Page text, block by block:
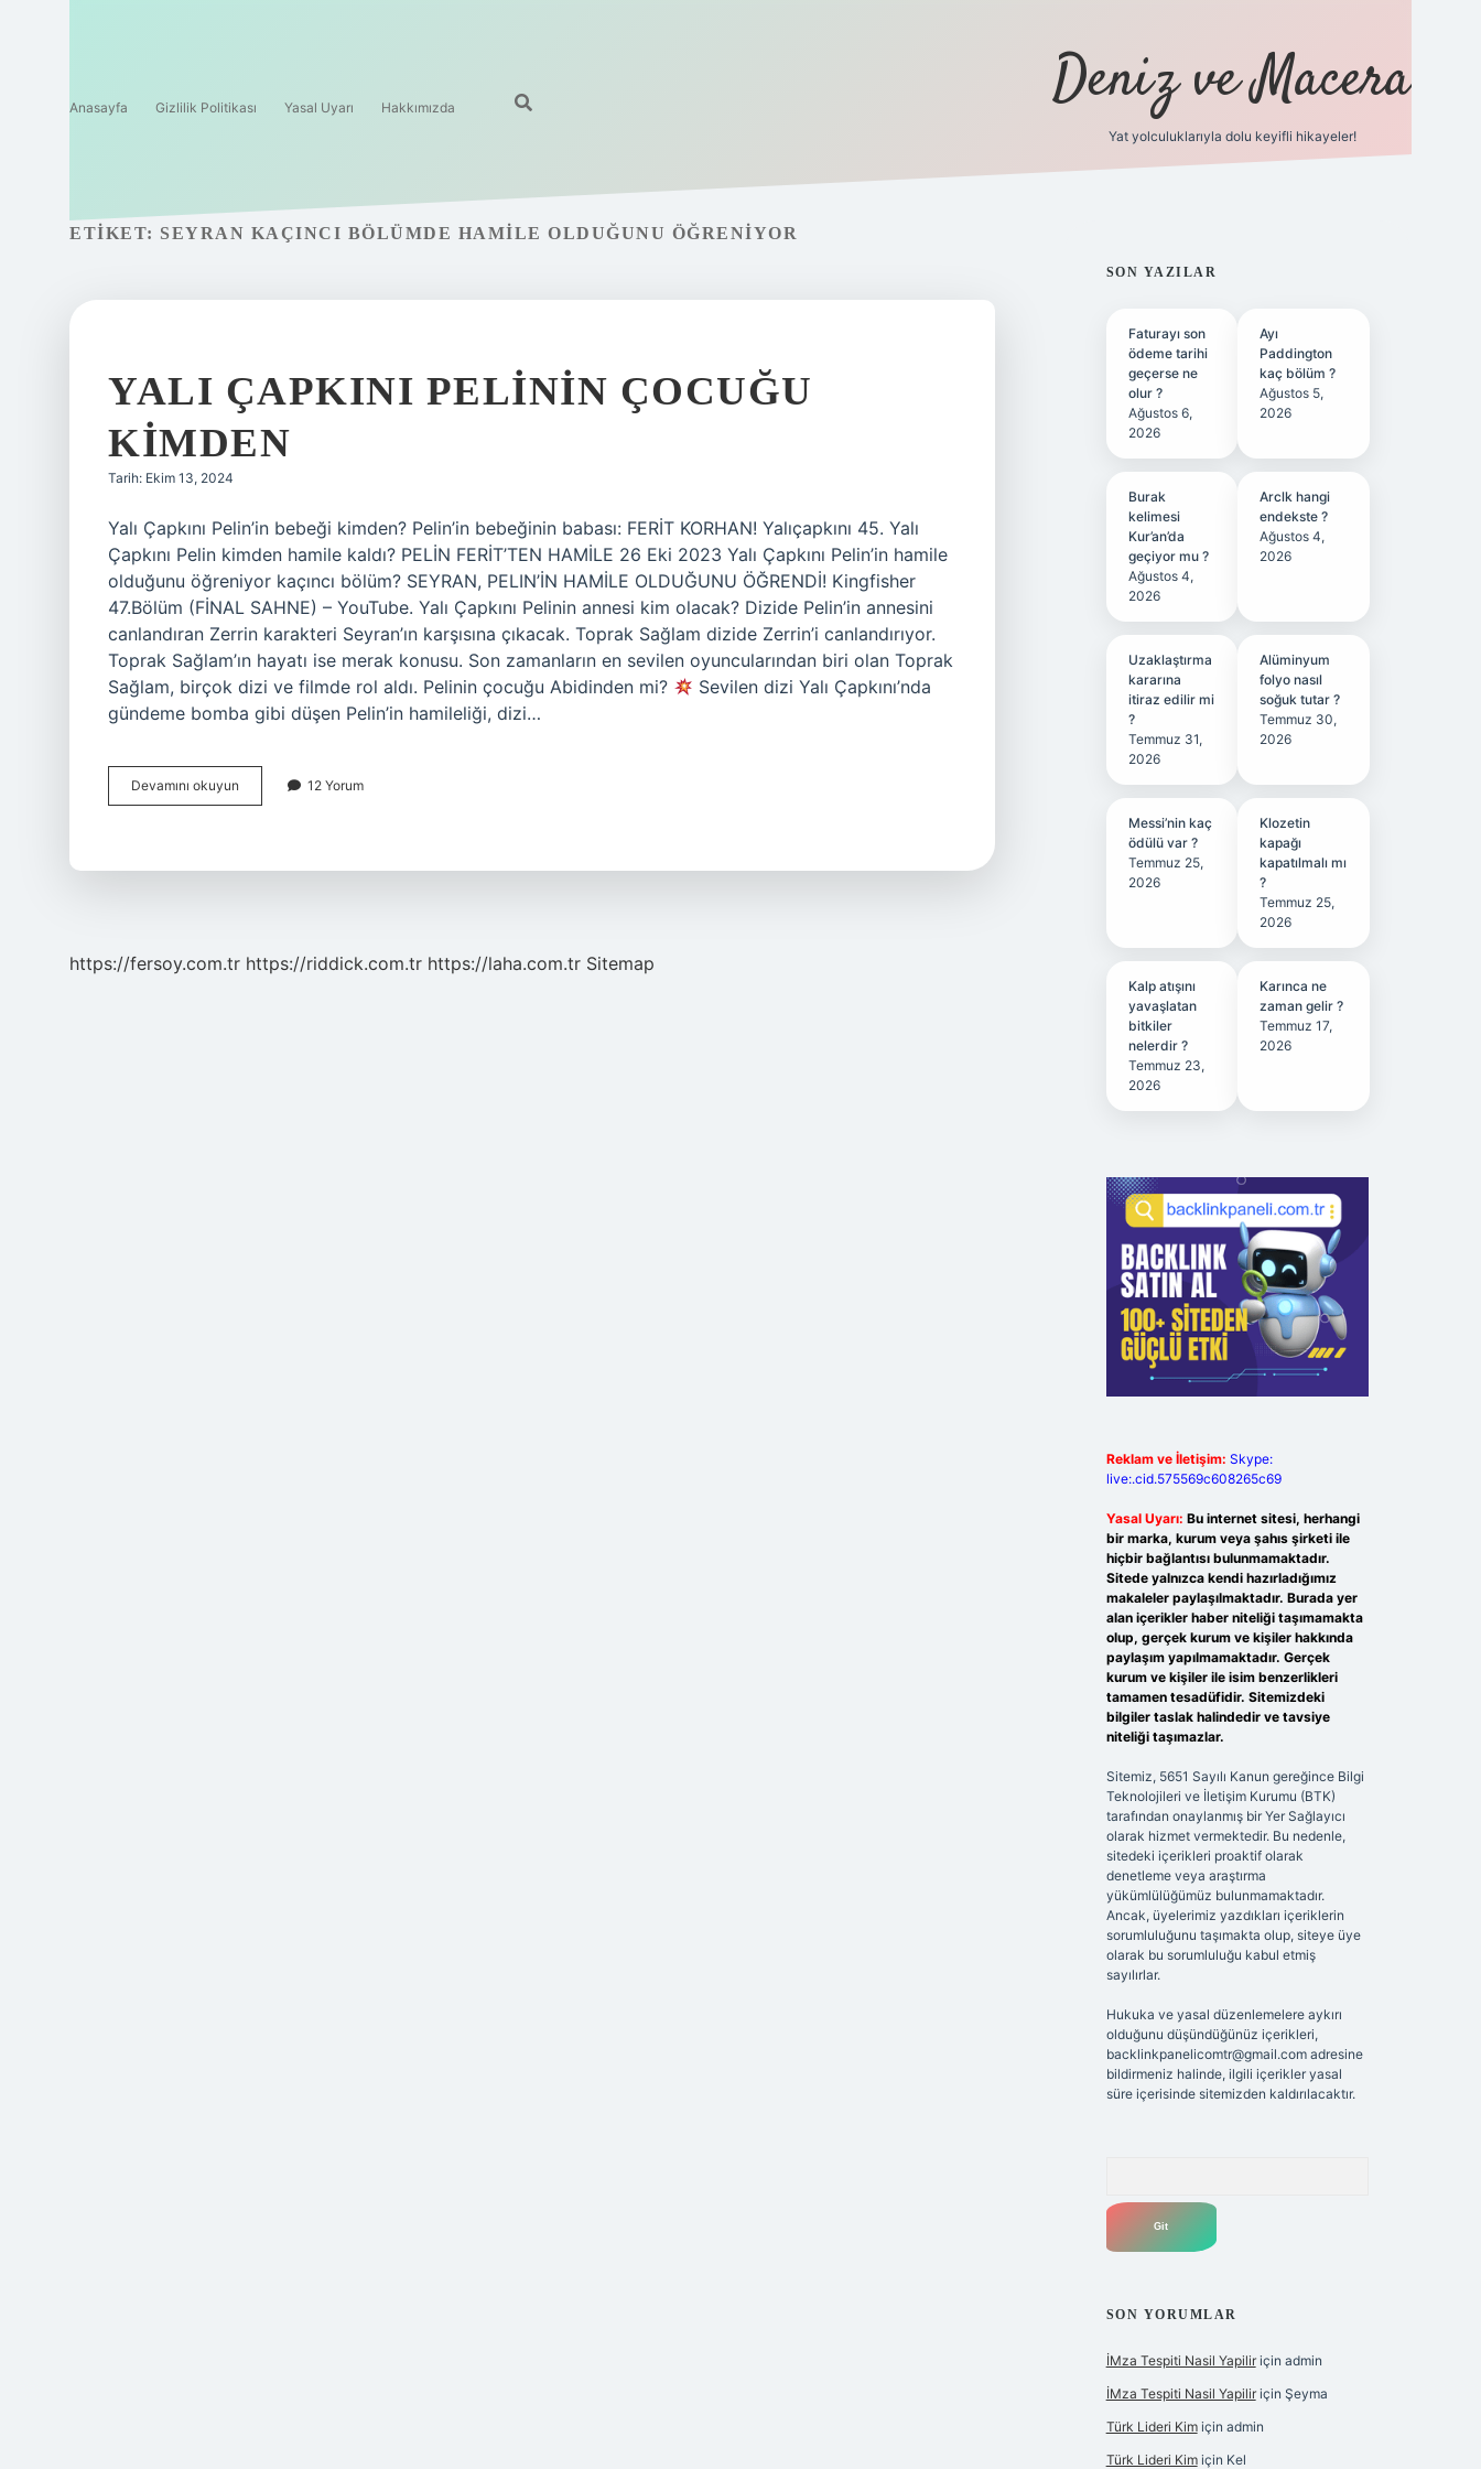
Anasayfa Gizlilik Politikası Yasal Uyarı Hakkımızda Deniz ve Macera
Yat yolculuklarıyla dolu keyifli hikayeler!
ETIKET: SEYRAN KAÇINCI BÖLÜMDE HAMILE OLDUĞUNU ÖĞRENIYOR
YALI ÇAPKINI PELININ ÇOCUĞU
KIMDEN
Tarih: Ekim 13, 2024
Yalı Çapkını Pelin’in bebeği kimden? Pelin’in bebeğinin babası: FERİT KORHAN! Yalıçapkını 45. Yalı
Çapkını Pelin kimden hamile kaldı? PELİN FERİT’TEN HAMİLE 26 Eki 2023 Yalı Çapkını Pelin’in hamile
olduğunu öğreniyor kaçıncı bölüm? SEYRAN, PELIN’İN HAMİLE OLDUĞUNU ÖĞRENDİ! Kingfisher
47.Bölüm (FİNAL SAHNE) – YouTube. Yalı Çapkını Pelinin annesi kim olacak? Dizide Pelin’in annesini
canlandıran Zerrin karakteri Seyran’ın karşısına çıkacak. Toprak Sağlam dizide Zerrin’i canlandırıyor.
Toprak Sağlam’ın hayatı ise merak konusu. Son zamanların en sevilen oyuncularından biri olan Toprak
Sağlam, birçok dizi ve filmde rol aldı. Pelinin çocuğu Abidinden mi?
Sevilen dizi Yalı Çapkını’nda
gündeme bomba gibi düşen Pelin’in hamileliği, dizi…
Devamını okuyun
Çapkını
12 Yorum
https://fersoy.com.tr https://riddick.com.tr https://laha.com.tr Sitemap
SIDEBAR
SON YAZILAR
Faturayı son
ödeme tarihi
geçerse ne
olur ?
Ağustos 6,
2026
Ayı
Paddington
kaç bölüm ?
Ağustos 5,
2026
Burak
kelimesi
Kur’an’da
geçiyor mu ?
Ağustos 4,
2026
Arclk hangi
endekste ?
Ağustos 4,
2026
Uzaklaştırma
kararına
itiraz edilir mi
?
Temmuz 31,
2026
Alüminyum
folyo nasıl
soğuk tutar ?
Temmuz 30,
2026
Messi’nin kaç
ödülü var ?
Temmuz 25,
2026
Klozetin
kapağı
kapatılmalı mı
?
Temmuz 25,
2026
Kalp atışını
yavaşlatan
bitkiler
nelerdir ?
Temmuz 23,
2026
Karınca ne
zaman gelir ?
Temmuz 17,
2026
Reklam ve İletişim: Skype:
live:.cid.575569c608265c69
Yasal Uyarı: Bu internet sitesi, herhangi
bir marka, kurum veya şahıs şirketi ile
hiçbir bağlantısı bulunmamaktadır.
Sitede yalnızca kendi hazırladığımız
makaleler paylaşılmaktadır. Burada yer
alan içerikler haber niteliği taşımamakta
olup, gerçek kurum ve kişiler hakkında
paylaşım yapılmamaktadır. Gerçek
kurum ve kişiler ile isim benzerlikleri
tamamen tesadüfidir. Sitemizdeki
bilgiler taslak halindedir ve tavsiye
niteliği taşımazlar.
Sitemiz, 5651 Sayılı Kanun gereğince Bilgi
Teknolojileri ve İletişim Kurumu (BTK)
tarafından onaylanmış bir Yer Sağlayıcı
olarak hizmet vermektedir. Bu nedenle,
sitedeki içerikleri proaktif olarak
denetleme veya araştırma
yükümlülüğümüz bulunmamaktadır.
Ancak, üyelerimiz yazdıkları içeriklerin
sorumluluğunu taşımakta olup, siteye üye
olarak bu sorumluluğu kabul etmiş
sayılırlar.
Hukuka ve yasal düzenlemelere aykırı
olduğunu düşündüğünüz içerikleri,
backlinkpanelicomtr@gmail.comadresine
bildirmeniz halinde, ilgili içerikler yasal
süre içerisinde sitemizden kaldırılacaktır.
SON YORUMLAR
İMza Tespiti Nasil Yapiliriçin admin
İMza Tespiti Nasil Yapiliriçin Şeyma
Türk Lideri Kimiçin admin
Türk Lideri Kimiçin Kel